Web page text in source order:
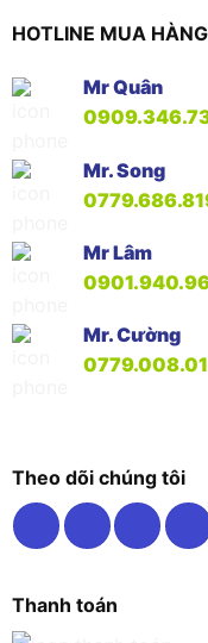
HOTLINE MUA HÀNG
Mr Quân
Mr. Song
Mr Lâm
Mr. Cường
Theo dõi chúng tôi
Thanh toán